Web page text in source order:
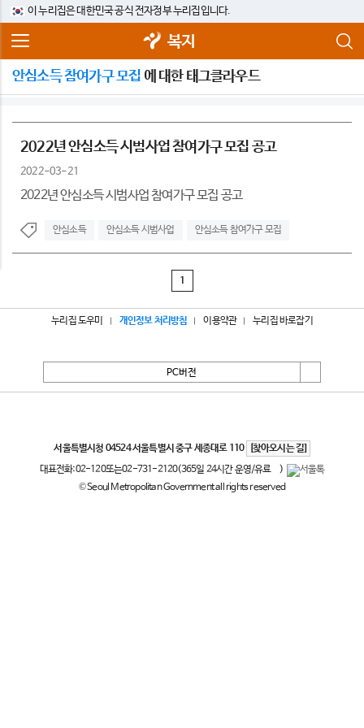
이 누리집은 대한민국 공식 전자정부 누리집입니다.
복지
안심소득 참여가구 모집 에 대한 태그클라우드
2022년 안심소득 시범사업 참여가구 모집 공고
2022-03-21
2022년 안심소득 시범사업 참여가구 모집 공고
안심소득 안심소득 시범사업 안심소득 참여가구 모집
1
누리집 도우미 개인정보 처리방침 이용약관 누리집 바로잡기
PC버전
서울특별시청 04524 서울특별시 중구 세종대로 110
[찾아오시는 길]
대표전화:02-120또는02-731-2120(365일 24시간 운영/유료
)
© Seoul Metropolitan Government all rights reserved